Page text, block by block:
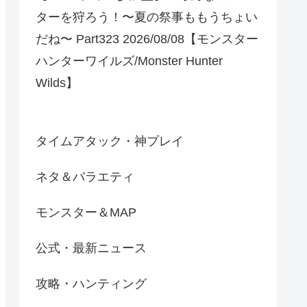
ターを狩ろう！〜夏の祭事ももうちょい
だね〜 Part323 2026/08/08【モンスター
ハンターワイルズ/Monster Hunter
Wilds】
タイムアタック・神プレイ
ネタ＆バラエティ
モンスター＆MAP
公式・最新ニュース
攻略・ハンティング